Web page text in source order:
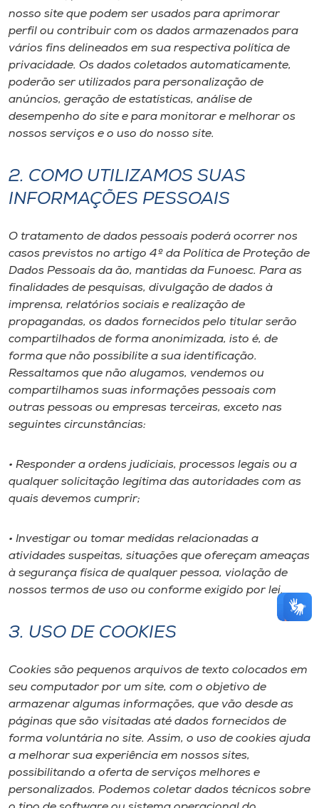
nosso site que podem ser usados para aprimorar
perfil ou contribuir com os dados armazenados para
vários fins delineados em sua respectiva política de
privacidade. Os dados coletados automaticamente,
poderão ser utilizados para personalização de
anúncios, geração de estatísticas, análise de
desempenho do site e para monitorar e melhorar os
nossos serviços e o uso do nosso site.
2. COMO UTILIZAMOS SUAS
INFORMAÇÕES PESSOAIS
O tratamento de dados pessoais poderá ocorrer nos
casos previstos no artigo 4º da Política de Proteção de
Dados Pessoais da ão, mantidas da Funoesc. Para as
finalidades de pesquisas, divulgação de dados à
imprensa, relatórios sociais e realização de
propagandas, os dados fornecidos pelo titular serão
compartilhados de forma anonimizada, isto é, de
forma que não possibilite a sua identificação.
Ressaltamos que não alugamos, vendemos ou
compartilhamos suas informações pessoais com
outras pessoas ou empresas terceiras, exceto nas
seguintes circunstâncias:
• Responder a ordens judiciais, processos legais ou a
qualquer solicitação legítima das autoridades com as
quais devemos cumprir;
• Investigar ou tomar medidas relacionadas a
atividades suspeitas, situações que ofereçam ameaças
à segurança física de qualquer pessoa, violação de
nossos termos de uso ou conforme exigido por lei.
3. USO DE COOKIES
Cookies são pequenos arquivos de texto colocados em
seu computador por um site, com o objetivo de
armazenar algumas informações, que vão desde as
páginas que são visitadas até dados fornecidos de
forma voluntária no site. Assim, o uso de cookies ajuda
a melhorar sua experiência em nossos sites,
possibilitando a oferta de serviços melhores e
personalizados. Podemos coletar dados técnicos sobre